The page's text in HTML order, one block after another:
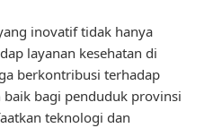
inovatif tidak hanya
layanan kesehatan di
berkontribusi terhadap
baik bagi penduduk provinsi
teknologi dan